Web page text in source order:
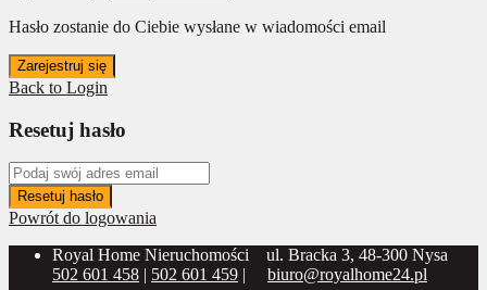
Hasło zostanie do Ciebie wysłane w wiadomości email
Zarejestruj się
Back to Login
Resetuj hasło
Resetuj hasło
Powrót do logowania
Royal Home Nieruchomości
ul. Bracka 3, 48-300 Nysa
502 601 458 | 502 601 459 | biuro@royalhome24.pl